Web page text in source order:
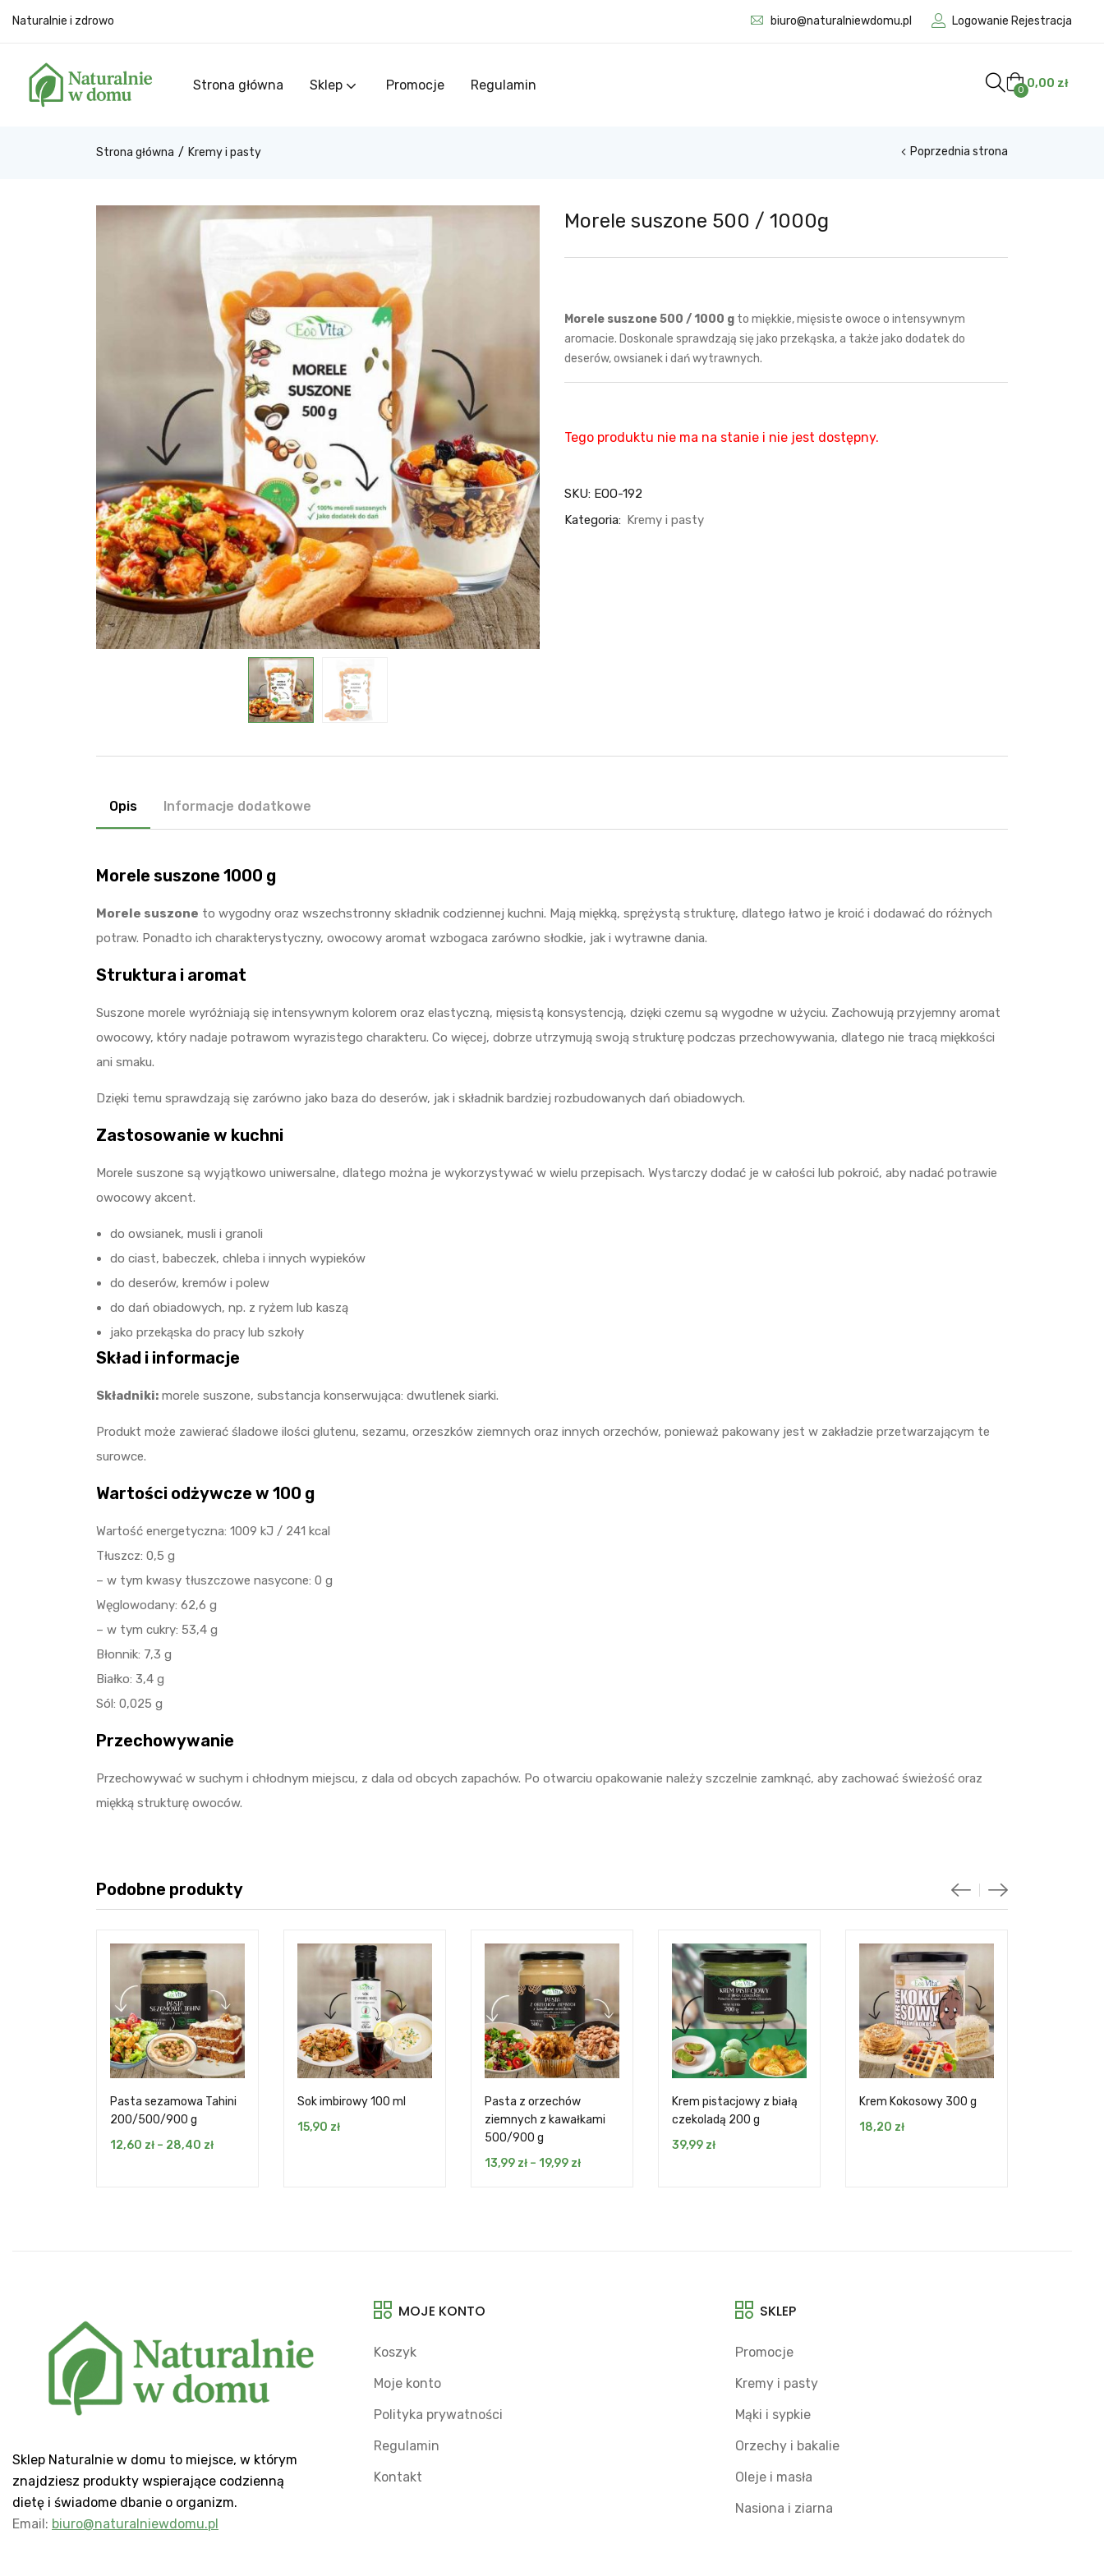
Naturalnie i zdrowo biuro@naturalniewdomu.pl Logowanie Rejestracja
Strona główna Sklep Promocje Regulamin 0 0,00 zł
Strona główna Kremy i pasty Poprzednia strona
Brak w magazynie
Morele suszone 500 / 1000g
Morele suszone 500 / 1000 g to miękkie, mięsiste owoce o intensywnym
aromacie. Doskonale sprawdzają się jako przekąska, a także jako dodatek do
deserów, owsianek i dań wytrawnych.
Tego produktu nie ma na stanie i nie jest dostępny.
SKU: EOO-192
Kategoria: Kremy i pasty
Opis Informacje dodatkowe
Morele suszone 1000 g
Morele suszone to wygodny oraz wszechstronny składnik codziennej kuchni. Mają miękką, sprężystą strukturę, dlatego łatwo je kroić i dodawać do różnych
potraw. Ponadto ich charakterystyczny, owocowy aromat wzbogaca zarówno słodkie, jak i wytrawne dania.
Struktura i aromat
Suszone morele wyróżniają się intensywnym kolorem oraz elastyczną, mięsistą konsystencją, dzięki czemu są wygodne w użyciu. Zachowują przyjemny aromat
owocowy, który nadaje potrawom wyrazistego charakteru. Co więcej, dobrze utrzymują swoją strukturę podczas przechowywania, dlatego nie tracą miękkości
ani smaku.
Dzięki temu sprawdzają się zarówno jako baza do deserów, jak i składnik bardziej rozbudowanych dań obiadowych.
Zastosowanie w kuchni
Morele suszone są wyjątkowo uniwersalne, dlatego można je wykorzystywać w wielu przepisach. Wystarczy dodać je w całości lub pokroić, aby nadać potrawie
owocowy akcent.
do owsianek, musli i granoli
do ciast, babeczek, chleba i innych wypieków
do deserów, kremów i polew
do dań obiadowych, np. z ryżem lub kaszą
jako przekąska do pracy lub szkoły
Skład i informacje
Składniki: morele suszone, substancja konserwująca: dwutlenek siarki.
Produkt może zawierać śladowe ilości glutenu, sezamu, orzeszków ziemnych oraz innych orzechów, ponieważ pakowany jest w zakładzie przetwarzającym te
surowce.
Wartości odżywcze w 100 g
Wartość energetyczna: 1009 kJ / 241 kcal
Tłuszcz: 0,5 g
– w tym kwasy tłuszczowe nasycone: 0 g
Węglowodany: 62,6 g
– w tym cukry: 53,4 g
Błonnik: 7,3 g
Białko: 3,4 g
Sól: 0,025 g
Przechowywanie
Przechowywać w suchym i chłodnym miejscu, z dala od obcych zapachów. Po otwarciu opakowanie należy szczelnie zamknąć, aby zachować świeżość oraz
miękką strukturę owoców.
Podobne produkty
Pasta sezamowa Tahini
200/500/900 g
12,60 zł – 28,40 zł
Sok imbirowy 100 ml
15,90 zł
Pasta z orzechów
ziemnych z kawałkami
500/900 g
13,99 zł – 19,99 zł
Krem pistacjowy z białą
czekoladą 200 g
39,99 zł
Krem Kokosowy 300 g
18,20 zł
Sklep Naturalnie w domu to miejsce, w którym
znajdziesz produkty wspierające codzienną
dietę i świadome dbanie o organizm.
Email: biuro@naturalniewdomu.pl
MOJE KONTO
Koszyk
Moje konto
Polityka prywatności
Regulamin
Kontakt
SKLEP
Promocje
Kremy i pasty
Mąki i sypkie
Orzechy i bakalie
Oleje i masła
Nasiona i ziarna